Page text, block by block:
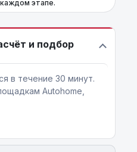
каждом этапе.
и подбор
в течение 30 минут.
Autohome,